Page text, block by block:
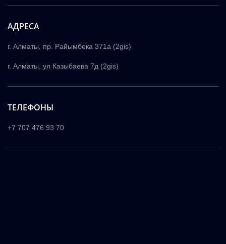
АДРЕСА
г. Алматы, пр. Райымбека 371а (2gis)
г. Алматы, ул Казыбаева 7д (2gis)
ТЕЛЕФОНЫ
+7 707 476 93 70